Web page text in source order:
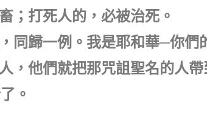
；打死人的，必被治死。
同歸一例。我是耶和華─你們
，他們就把那咒詛聖名的人
。